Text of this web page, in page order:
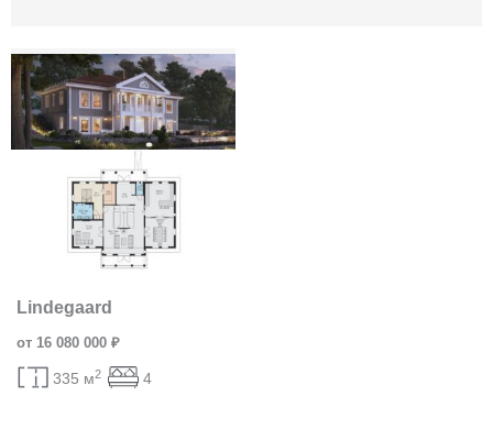
Lindegaard
от 16 080 000 ₽
335 м2 4